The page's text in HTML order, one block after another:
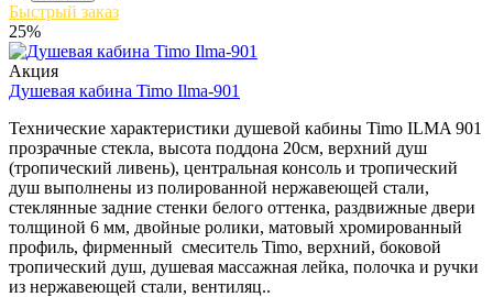
Быстрый заказ
25%
Акция
Душевая кабина Timo Ilma-901
Технические характеристики душевой кабины Timo ILMA 901
прозрачные стекла, высота поддона 20см, верхний душ
(тропический ливень), центральная консоль и тропический
душ выполнены из полированной нержавеющей стали,
стеклянные задние стенки белого оттенка, раздвижные двери
толщиной 6 мм, двойные ролики, матовый хромированный
профиль, фирменный смеситель Timo, верхний, боковой
тропический душ, душевая массажная лейка, полочка и ручки
из нержавеющей стали, вентиляц..